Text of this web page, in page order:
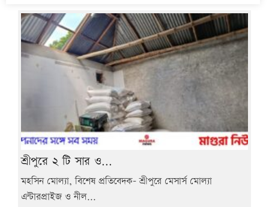
শ্রীপুরে ২ টি সার ও...
মহসিন মোল্যা, বিশেষ প্রতিবেদক- শ্রীপুরে মেসার্স মোল্যা
এন্টারপ্রাইজ ও নীল...